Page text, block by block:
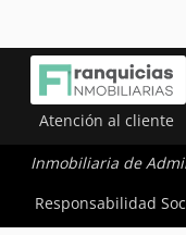
Atención al cliente
Inmobiliaria de
Responsabilidad